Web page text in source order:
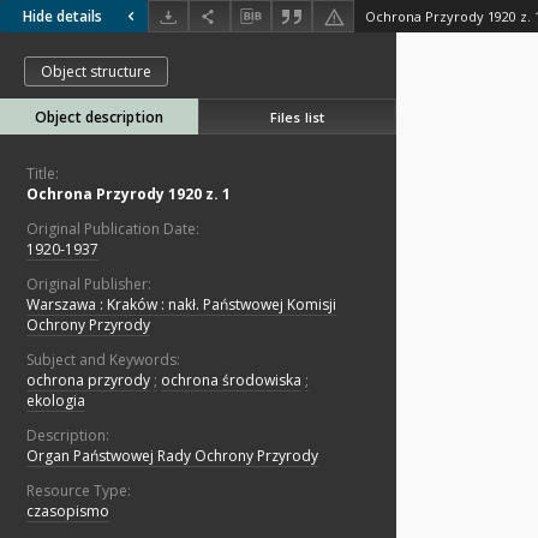
Hide details Ochrona Przyrody 1920 z.
Object structure
Object description Files list
Title:
Ochrona Przyrody 1920 z. 1
Original Publication Date:
1920-1937
Original Publisher:
Warszawa : Kraków : nakł. Państwowej Komisji
Ochrony Przyrody
Subject and Keywords:
ochrona przyrody ; ochrona środowiska ;
ekologia
Description:
Organ Państwowej Rady Ochrony Przyrody
Resource Type:
czasopismo